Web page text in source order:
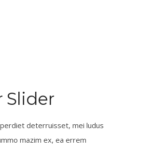
Slider
deterruisset, mei ludus
mazim ex, ea errem